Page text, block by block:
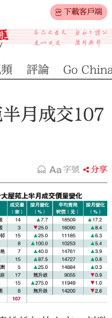
下載客戶端
評論 Go
月成交107
字號 分享